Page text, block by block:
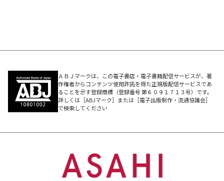
ＡＢＪマークは、この電子書店・電子書籍配信サービスが、著
作権者からコンテンツ使用許諾を得た正規版配信サービスであ
ることを示す登録商標（登録番号 第６０９１７１３号）です。
詳しくは［ABJマーク］または［電子出版制作・流通協議会］
で検索してください